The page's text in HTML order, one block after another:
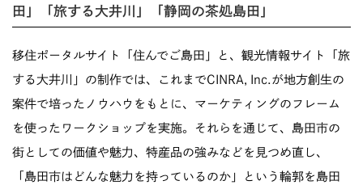
田」「旅する大井川」「静岡の茶処島田」
移住ポータルサイト「住んでご島田」と、観光情報サイト「旅
する大井川」の制作では、これまでCINRA, Inc.が地方創生の
案件で培ったノウハウをもとに、マーケティングのフレーム
を使ったワークショップを実施。それらを通じて、島田市の
街としての価値や魅力、特産品の強みなどを見つめ直し、
「島田市はどんな魅力を持っているのか」という輪郭を島田